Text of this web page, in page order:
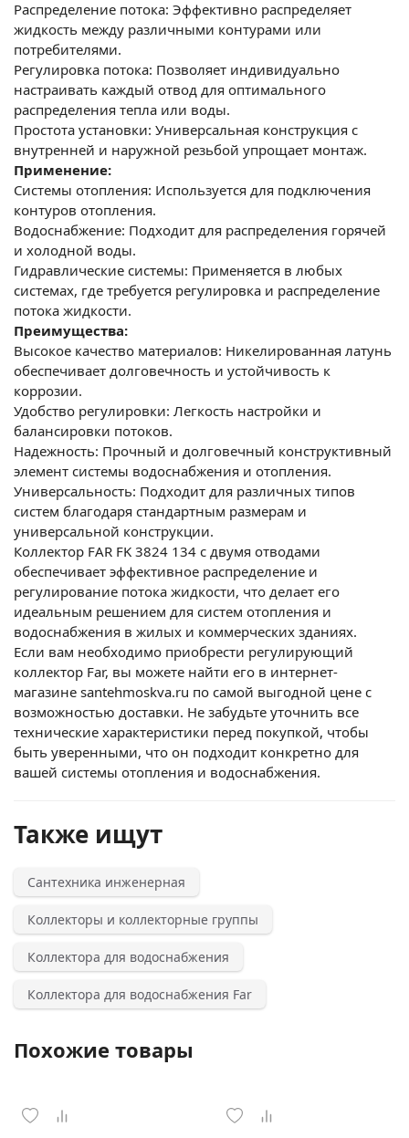
Распределение потока: Эффективно распределяет
жидкость между различными контурами или
потребителями.
Регулировка потока: Позволяет индивидуально
настраивать каждый отвод для оптимального
распределения тепла или воды.
Простота установки: Универсальная конструкция с
внутренней и наружной резьбой упрощает монтаж.
Применение:
Системы отопления: Используется для подключения
контуров отопления.
Водоснабжение: Подходит для распределения горячей
и холодной воды.
Гидравлические системы: Применяется в любых
системах, где требуется регулировка и распределение
потока жидкости.
Преимущества:
Высокое качество материалов: Никелированная латунь
обеспечивает долговечность и устойчивость к
коррозии.
Удобство регулировки: Легкость настройки и
балансировки потоков.
Надежность: Прочный и долговечный конструктивный
элемент системы водоснабжения и отопления.
Универсальность: Подходит для различных типов
систем благодаря стандартным размерам и
универсальной конструкции.
Коллектор FAR FK 3824 134 с двумя отводами
обеспечивает эффективное распределение и
регулирование потока жидкости, что делает его
идеальным решением для систем отопления и
водоснабжения в жилых и коммерческих зданиях.
Если вам необходимо приобрести регулирующий
коллектор Far, вы можете найти его в интернет-
магазине santehmoskva.ru по самой выгодной цене с
возможностью доставки. Не забудьте уточнить все
технические характеристики перед покупкой, чтобы
быть уверенными, что он подходит конкретно для
вашей системы отопления и водоснабжения.
Также ищут
Сантехника инженерная
Коллекторы и коллекторные группы
Коллектора для водоснабжения
Коллектора для водоснабжения Far
Похожие товары